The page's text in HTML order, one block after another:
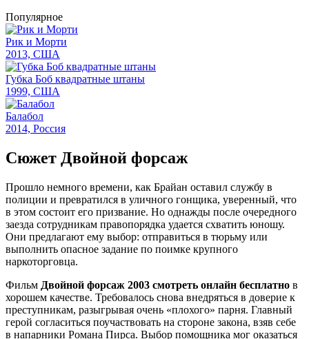
Популярное
Рик и Морти
2013, США
Губка Боб квадратные штаны
1999, США
Балабол
2014, Россия
Сюжет Двойной форсаж
Прошло немного времени, как Брайан оставил службу в
полиции и превратился в уличного гонщика, уверенный, что
в этом состоит его призвание. Но однажды после очередного
заезда сотрудникам правопорядка удается схватить юношу.
Они предлагают ему выбор: отправиться в тюрьму или
выполнить опасное задание по поимке крупного
наркоторговца.
Фильм Двойной форсаж 2003 смотреть онлайн бесплатно в
хорошем качестве. Требовалось снова внедряться в доверие к
преступникам, разыгрывая очень «плохого» парня. Главный
герой согласиться поучаствовать на стороне закона, взяв себе
в напарники Романа Пирса. Выбор помощника мог оказаться